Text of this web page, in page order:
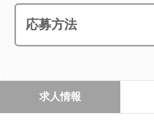
応募方法
求人情報